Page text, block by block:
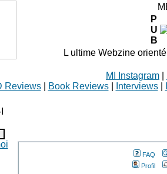
P
U
B
L ultime Webzine
MI Instagram
Reviews| Book Reviews| Interviews|
FAQ
Profil